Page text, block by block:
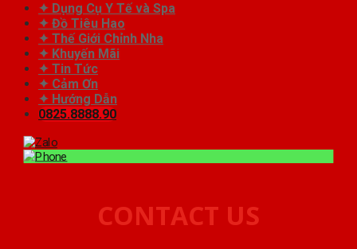
✦ Dụng Cụ Y Tế và Spa
✦ Đồ Tiêu Hao
✦ Thế Giới Chỉnh Nha
✦ Khuyến Mãi
✦ Tin Tức
✦ Cảm Ơn
✦ Hướng Dẫn
0825.8888.90
CONTACT US